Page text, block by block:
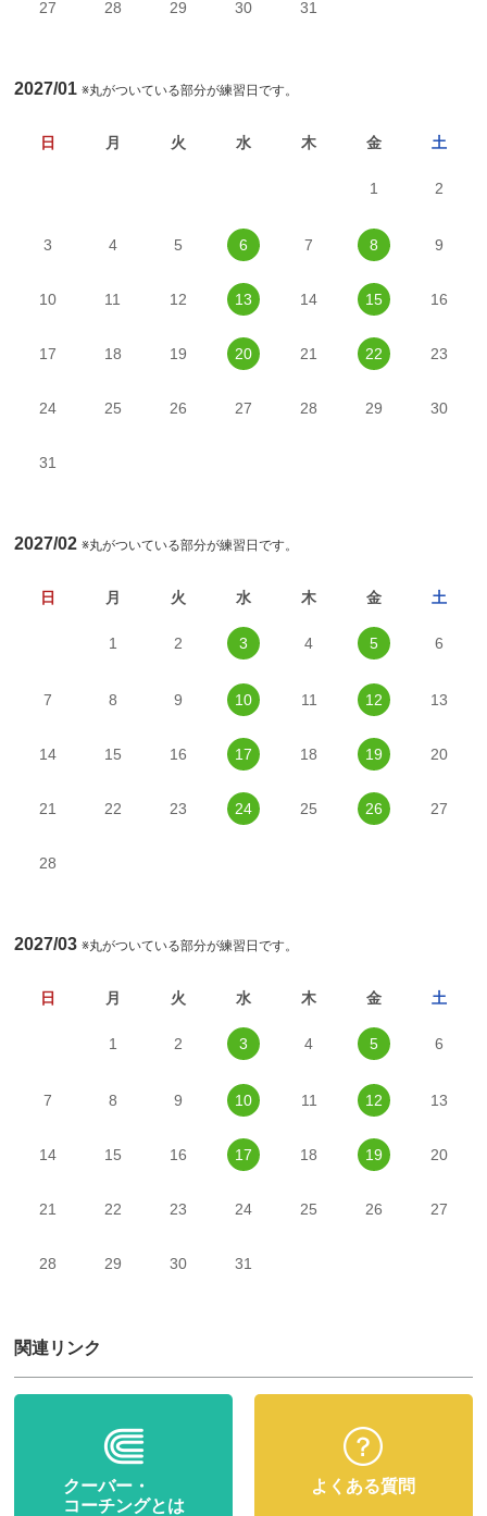
27 28 29 30 31
2027/01※丸がついている部分が練習日です。
日 月 火 水 木 金 土
1 2
3 4 5 6 7 8 9
10 11 12 13 14 15 16
17 18 19 20 21 22 23
24 25 26 27 28 29 30
31
2027/02※丸がついている部分が練習日です。
日 月 火 水 木 金 土
1 2 3 4 5 6
7 8 9 10 11 12 13
14 15 16 17 18 19 20
21 22 23 24 25 26 27
28
2027/03※丸がついている部分が練習日です。
日 月 火 水 木 金 土
1 2 3 4 5 6
7 8 9 10 11 12 13
14 15 16 17 18 19 20
21 22 23 24 25 26 27
28 29 30 31
関連リンク
クーバー・
コーチングとは
よくある質問